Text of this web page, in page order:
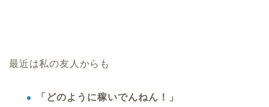
最近は私の友人からも
「どのように稼いでんねん！」